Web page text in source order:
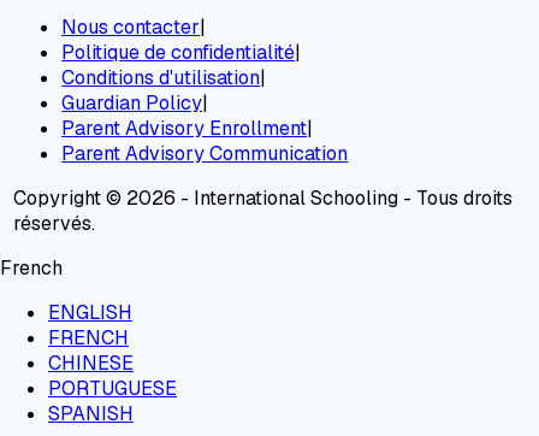
Nous contacter|
Politique de confidentialité|
Conditions d'utilisation|
Guardian Policy|
Parent Advisory Enrollment|
Parent Advisory Communication
Copyright © 2026 - International Schooling - Tous droits
réservés.
French
ENGLISH
FRENCH
CHINESE
PORTUGUESE
SPANISH